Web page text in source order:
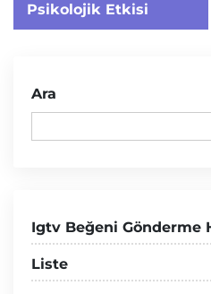
Psikolojik Etkisi
Ara
Igtv Beğeni Gönderme
Liste